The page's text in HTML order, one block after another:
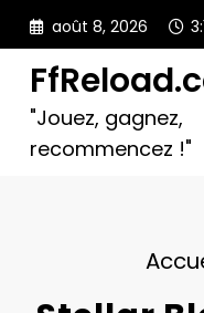
Aller
contenu
août 8, 2026
"Jouez, gagnez,
recommencez !"